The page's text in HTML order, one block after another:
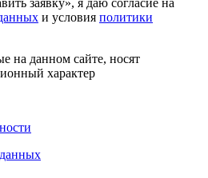
заявку», я даю согласие на
и условия политики
на данном сайте, носят
характер